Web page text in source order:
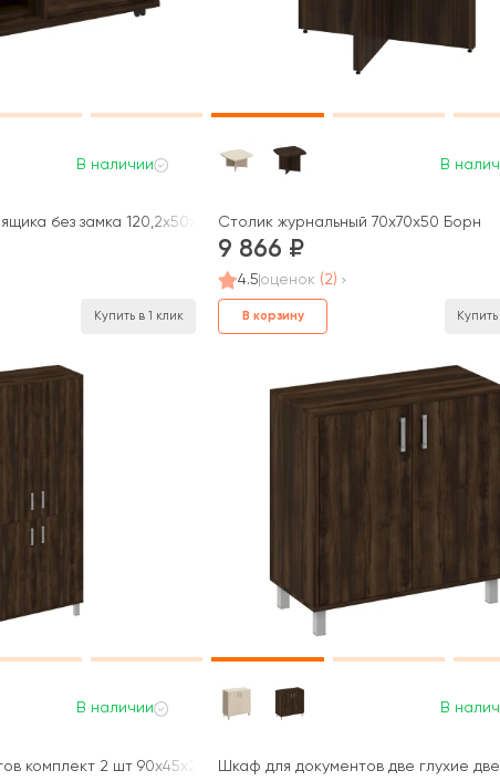
В наличии
без замка 120,2x50x66 Борн
Купить в 1 клик
В
Столик журнальный 70x70x50 Борн
9 866
4.5оценок (2)
В корзину
замка 90x45x207,4 Борн
В наличии
комплект 2 шт 90х45x207,4 Борн
В
Шкаф для документов две глухие